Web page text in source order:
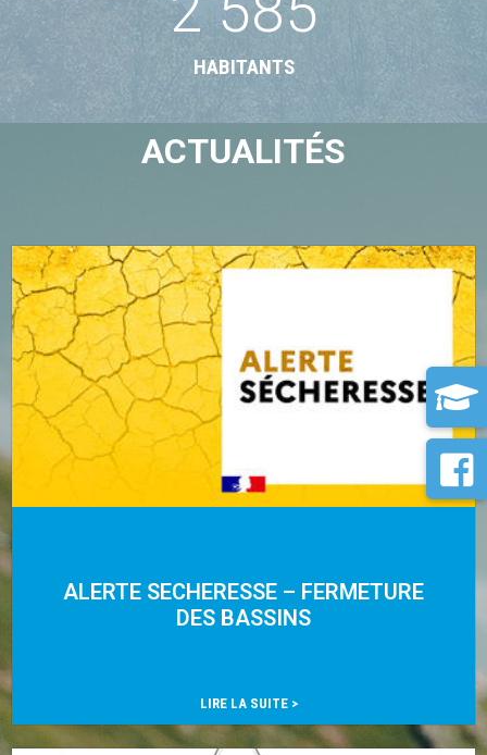
HABITANTS
ACTUALITÉS
ALERTE SECHERESSE – FERMETURE
DES BASSINS
LIRE LA SUITE >